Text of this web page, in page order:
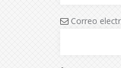
Correo